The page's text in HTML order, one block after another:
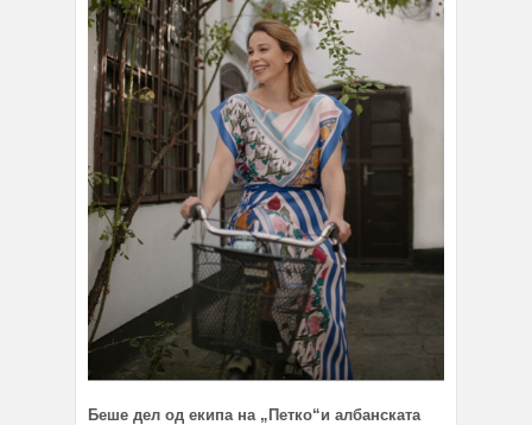
Беше дел од екипа на „Петко“и албанската